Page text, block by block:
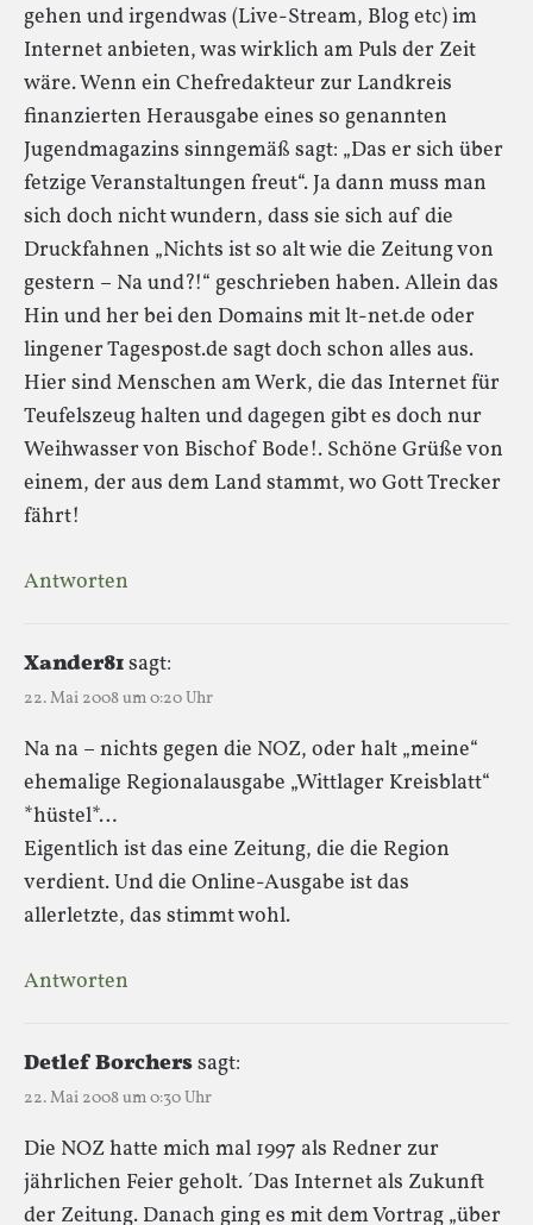
gehen und irgendwas (Live-Stream, Blog etc) im
Internet anbieten, was wirklich am Puls der Zeit
wäre. Wenn ein Chefredakteur zur Landkreis
finanzierten Herausgabe eines so genannten
Jugendmagazins sinngemäß sagt: „Das er sich über
fetzige Veranstaltungen freut“. Ja dann muss man
sich doch nicht wundern, dass sie sich auf die
Druckfahnen „Nichts ist so alt wie die Zeitung von
gestern – Na und?!“ geschrieben haben. Allein das
Hin und her bei den Domains mit lt-net.de oder
lingener Tagespost.de sagt doch schon alles aus.
Hier sind Menschen am Werk, die das Internet für
Teufelszeug halten und dagegen gibt es doch nur
Weihwasser von Bischof Bode!. Schöne Grüße von
einem, der aus dem Land stammt, wo Gott Trecker
fährt!
Antworten
Xander81sagt:
22. Mai 2008 um 0:20 Uhr
Na na – nichts gegen die NOZ, oder halt „meine“
ehemalige Regionalausgabe „Wittlager Kreisblatt“
*hüstel*…
Eigentlich ist das eine Zeitung, die die Region
verdient. Und die Online-Ausgabe ist das
allerletzte, das stimmt wohl.
Antworten
Detlef Borcherssagt:
22. Mai 2008 um 0:30 Uhr
Die NOZ hatte mich mal 1997 als Redner zur
jährlichen Feier geholt. ´Das Internet als Zukunft
der Zeitung. Danach ging es mit dem Vortrag „über